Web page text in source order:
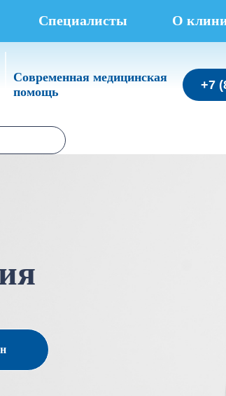
Специалисты О
Современная медицинская
помощь
+7